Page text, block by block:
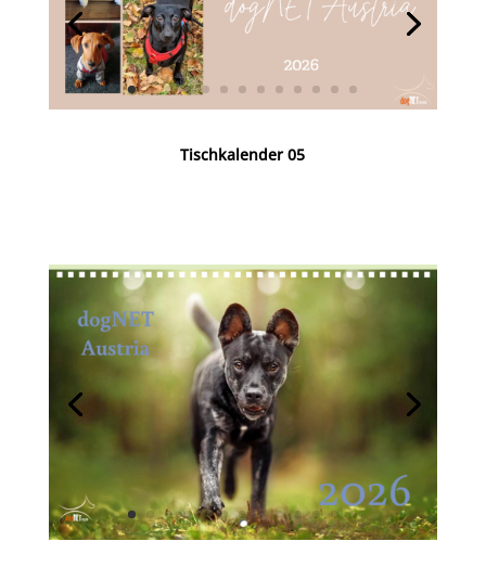
Tischkalender 05